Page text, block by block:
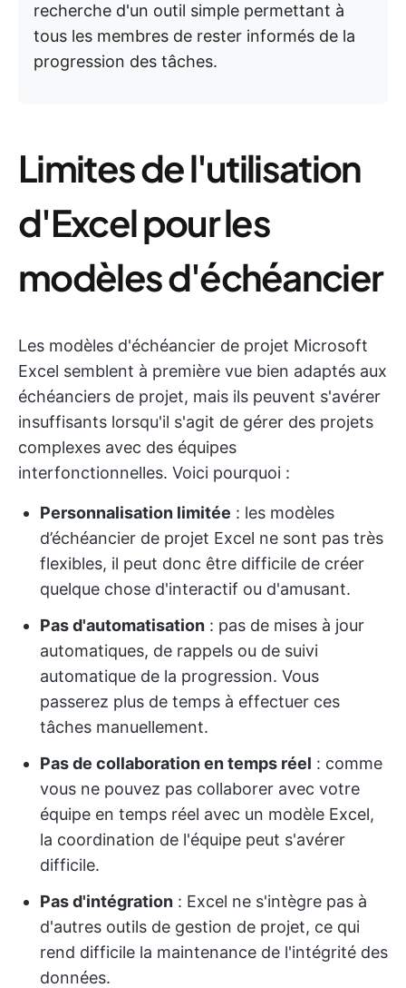
recherche d'un outil simple permettant à
tous les membres de rester informés de la
progression des tâches.
Limites de l'utilisation
d'Excel pour les
modèles d'échéancier
Les modèles d'échéancier de projet Microsoft
Excel semblent à première vue bien adaptés aux
échéanciers de projet, mais ils peuvent s'avérer
insuffisants lorsqu'il s'agit de gérer des projets
complexes avec des équipes
interfonctionnelles. Voici pourquoi :
Personnalisation limitée : les modèles
d’échéancier de projet Excel ne sont pas très
flexibles, il peut donc être difficile de créer
quelque chose d'interactif ou d'amusant.
Pas d'automatisation : pas de mises à jour
automatiques, de rappels ou de suivi
automatique de la progression. Vous
passerez plus de temps à effectuer ces
tâches manuellement.
Pas de collaboration en temps réel : comme
vous ne pouvez pas collaborer avec votre
équipe en temps réel avec un modèle Excel,
la coordination de l'équipe peut s'avérer
difficile.
Pas d'intégration : Excel ne s'intègre pas à
d'autres outils de gestion de projet, ce qui
rend difficile la maintenance de l'intégrité des
données.